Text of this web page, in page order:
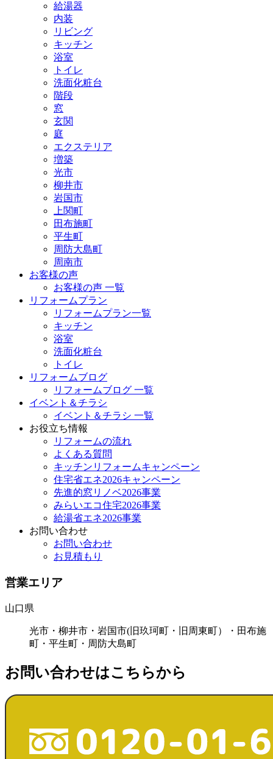
給湯器
内装
リビング
キッチン
浴室
トイレ
洗面化粧台
階段
窓
玄関
庭
エクステリア
増築
光市
柳井市
岩国市
上関町
田布施町
平生町
周防大島町
周南市
お客様の声
お客様の声 一覧
リフォームプラン
リフォームプラン一覧
キッチン
浴室
洗面化粧台
トイレ
リフォームブログ
リフォームブログ 一覧
イベント＆チラシ
イベント＆チラシ 一覧
お役立ち情報
リフォームの流れ
よくある質問
キッチンリフォームキャンペーン
住宅省エネ2026キャンペーン
先進的窓リノベ2026事業
みらいエコ住宅2026事業
給湯省エネ2026事業
お問い合わせ
お問い合わせ
お見積もり
営業エリア
山口県
光市・柳井市・岩国市(旧玖珂町・旧周東町）・田布施
町・平生町・周防大島町
お問い合わせはこちらから